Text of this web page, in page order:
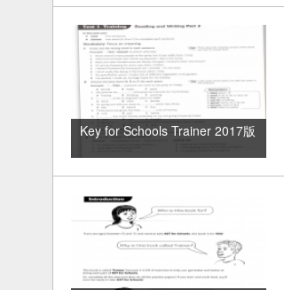
子PDF版
Key for Schools Trainer 2017版